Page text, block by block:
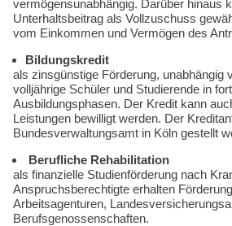
vermögensunabhängig. Darüber hinaus
Unterhaltsbeitrag als Vollzuschuss
vom Einkommen und Vermögen des
Bildungskredit
als zinsgünstige Förderung, unabhängig
volljährige Schüler und Studierende in
Ausbildungsphasen. Der Kredit kann
Leistungen bewilligt werden. Der
Bundesverwaltungsamt in Köln gestellt
Berufliche Rehabilitation
als finanzielle Studienförderung nach
Anspruchsberechtigte erhalten
Arbeitsagenturen,
Berufsgenossenschaften.